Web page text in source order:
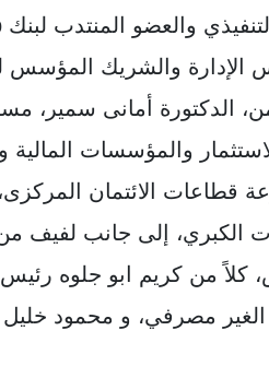
الإدارة والشريك المؤسس
الدكتورة أمانى سمير،
والمؤسسات المالية
قطاعات الائتمان
الكبري، إلى جانب لفيف
كلاً من كريم ابو جلوه
الغير مصرفي، و محمود خليل